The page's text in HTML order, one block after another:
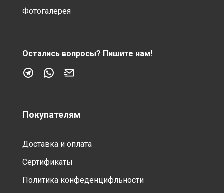
Фотогалерея
Остались вопросы? Пишите нам!
Покупателям
Доставка и оплата
Сертификаты
Политика конфеденцифльности